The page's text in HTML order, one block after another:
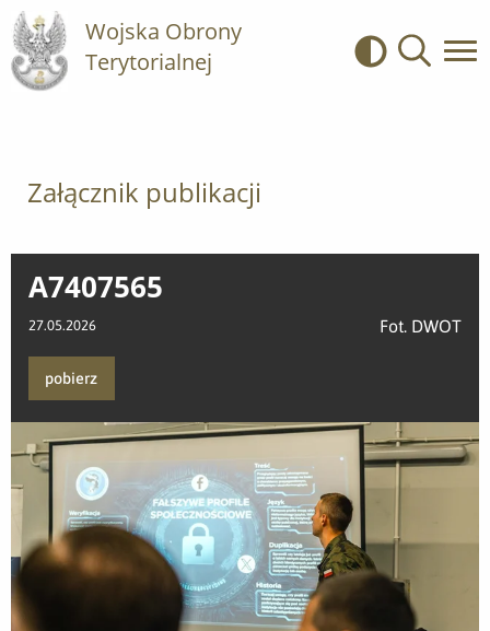
Wojska Obrony
Terytorialnej
Kontrast
Załącznik publikacji
A7407565
27.05.2026 Fot. DWOT
pobierz